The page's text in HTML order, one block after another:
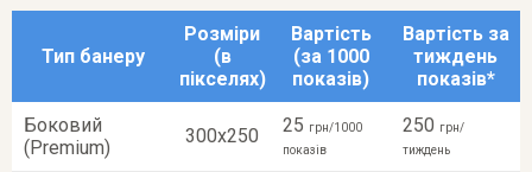
Тип банеру
Розміри
(в
пікселях)
Вартість
(за 1000
показів)
Вартість за
тиждень
показів*
Боковий
(Premium)
300х250 25 грн/1000
показів
250 грн/
тиждень